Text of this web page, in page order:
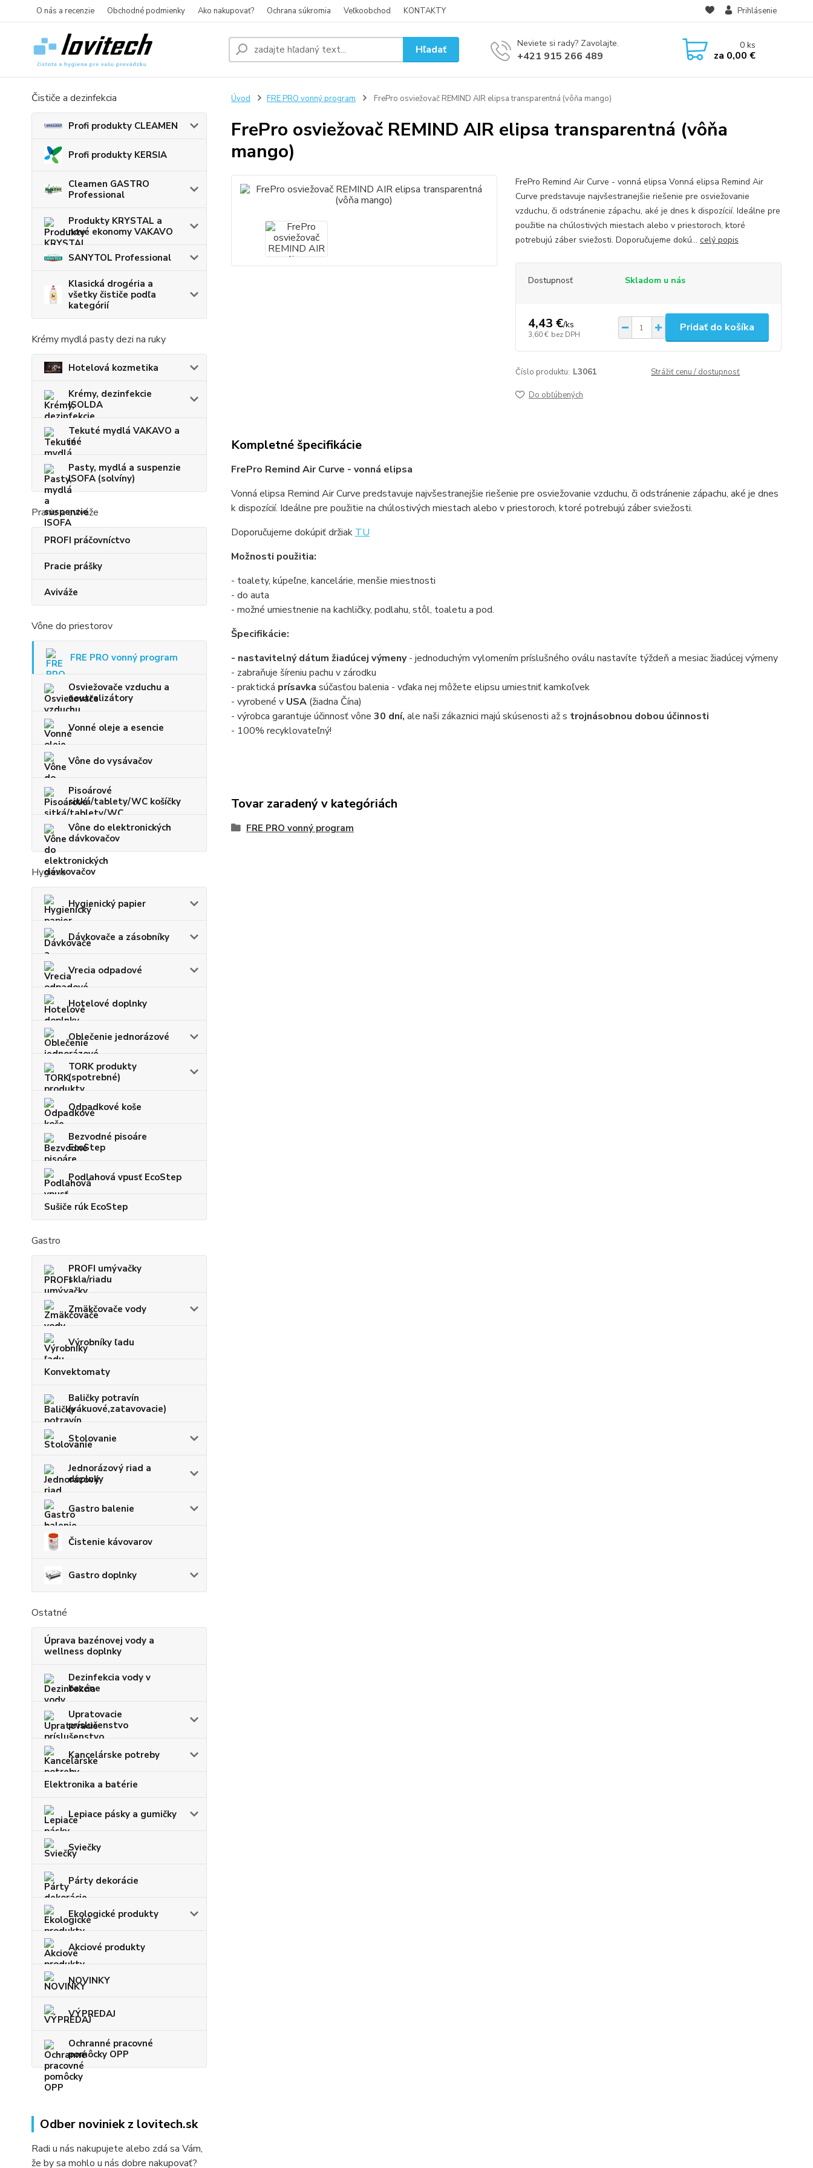
O nás a recenzie Obchodné podmienky Ako nakupovať? Ochrana súkromia Veľkoobchod KONTAKTY Prihlásenie
Hľadať Neviete si rady? Zavolajte.
+421 915 266 489
0ks
za 0,00 €
Čističe a dezinfekcia
Profi produkty CLEAMEN
Profi produkty KERSIA
Cleamen GASTRO
Professional
Produkty KRYSTAL a
nové ekonomy VAKAVO
SANYTOL Professional
Klasická drogéria a
všetky čističe podľa
kategórií
Krémy mydlá pasty dezi na ruky
Hotelová kozmetika
Krémy, dezinfekcie
ISOLDA
Tekuté mydlá VAKAVO a
iné
Pasty, mydlá a suspenzie
ISOFA (solvíny)
Pranie a aviváže
PROFI práčovníctvo
Pracie prášky
Aviváže
Vône do priestorov
FRE PRO vonný program
Osviežovače vzduchu a
neutralizátory
Vonné oleje a esencie
Vône do vysávačov
Pisoárové
sitká/tablety/WC košíčky
Vône do elektronických
dávkovačov
Hygiena
Hygienický papier
Dávkovače a zásobníky
Vrecia odpadové
Hotelové doplnky
Oblečenie jednorázové
TORK produkty
(spotrebné)
Odpadkové koše
Bezvodné pisoáre
EcoStep
Podlahová vpusť EcoStep
Sušiče rúk EcoStep
Gastro
PROFI umývačky
skla/riadu
Zmäkčovače vody
Výrobníky ľadu
Konvektomaty
Baličky potravín
(vákuové,zatavovacie)
Stolovanie
Jednorázový riad a
doplnky
Gastro balenie
Čistenie kávovarov
Gastro doplnky
Ostatné
Úprava bazénovej vody a
wellness doplnky
Dezinfekcia vody v
bazéne
Upratovacie
príslušenstvo
Kancelárske potreby
Elektronika a batérie
Lepiace pásky a gumičky
Sviečky
Párty dekorácie
Ekologické produkty
Akciové produkty
NOVINKY
VÝPREDAJ
Ochranné pracovné
pomôcky OPP
Odber noviniek z lovitech.sk
Radi u nás nakupujete alebo zdá sa Vám,
že by sa mohlo u nás dobre nakupovať?
Úvod FRE PRO vonný program FrePro osviežovač REMIND AIR elipsa transparentná (vôňa mango)
FrePro osviežovač REMIND AIR elipsa transparentná (vôňa
mango)
FrePro Remind Air Curve - vonná elipsa Vonná elipsa Remind Air
Curve predstavuje najvšestranejšie riešenie pre osviežovanie
vzduchu, či odstránenie zápachu, aké je dnes k dispozícií. Ideálne pre
použitie na chúlostivých miestach alebo v priestoroch, ktoré
potrebujú záber sviežosti. Doporučujeme dokú... celý popis
Dostupnosť Skladom u nás
4,43 €/ks
3,60 € bez DPH
Pridať do košíka
Číslo produktu: L3061 Strážiť cenu / dostupnosť
Do obľúbených
Kompletné špecifikácie
FrePro Remind Air Curve - vonná elipsa
Vonná elipsa Remind Air Curve predstavuje najvšestranejšie riešenie pre osviežovanie vzduchu, či odstránenie zápachu, aké je dnes
k dispozícií. Ideálne pre použitie na chúlostivých miestach alebo v priestoroch, ktoré potrebujú záber sviežosti.
Doporučujeme dokúpiť držiak TU
Možnosti použitia:
- toalety, kúpeľne, kancelárie, menšie miestnosti
- do auta
- možné umiestnenie na kachličky, podlahu, stôl, toaletu a pod.
Špecifikácie:
- nastavitelný dátum žiadúcej výmeny- jednoduchým vylomením príslušného oválu nastavíte týždeň a mesiac žiadúcej výmeny
- zabraňuje šíreniu pachu v zárodku
- praktická prísavka súčasťou balenia - vďaka nej môžete elipsu umiestniť kamkoľvek
- vyrobené v USA (žiadna Čína)
- výrobca garantuje účinnosť vône 30 dní, ale naši zákaznici majú skúsenosti až s trojnásobnou dobou účinnosti
- 100% recyklovateľný!
Tovar zaradený v kategóriách
FRE PRO vonný program